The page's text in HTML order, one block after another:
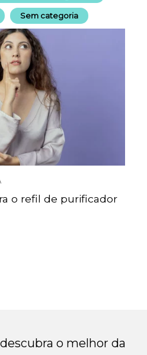
Sem categoria
o refil de purificador
o melhor da